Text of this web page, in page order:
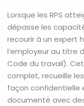
Lorsque les RPS
dépasse les
recourir à un expert
l’employeur au titre
Code du travail).
complet, recueille
façon confidentielle
documenté avec